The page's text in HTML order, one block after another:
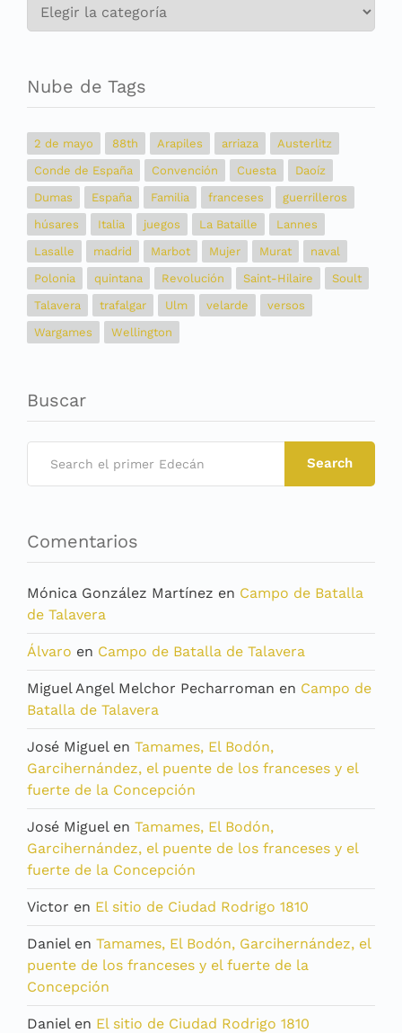
Nube de Tags
2 de mayo 88th Arapiles arriaza
Austerlitz
Conde de España
Convención Cuesta
Daoíz
Dumas
España Familia franceses
guerrilleros
húsares
Italia juegos La Bataille
Lannes
Lasalle
madrid Marbot Mujer Murat
naval
Polonia
quintana Revolución Saint-Hilaire
Soult
Talavera
trafalgar Ulm velarde
versos
Wargames
Wellington
Buscar
Search
Comentarios
Mónica González Martínez en Campo de Batalla
de Talavera
Álvaro en Campo de Batalla de Talavera
Miguel Angel Melchor Pecharroman en Campo de
Batalla de Talavera
José Miguelen Tamames, El Bodón,
Garcihernández, el puente de los franceses y el
fuerte de la Concepción
José Miguelen Tamames, El Bodón,
Garcihernández, el puente de los franceses y el
fuerte de la Concepción
Victor en El sitio de Ciudad Rodrigo 1810
Danielen Tamames, El Bodón, Garcihernández, el
puente de los franceses y el fuerte de la
Concepción
Danielen El sitio de Ciudad Rodrigo 1810